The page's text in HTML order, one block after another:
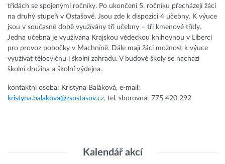
třídách se spojenými ročníky. Po ukončení 5. ročníku přecházejí žáci
na druhý stupeň v Ostašově. Jsou zde k dispozici 4 učebny. K výuce
jsou v současné době využívány tři učebny – tři kmenové třídy.
Jedna učebna je využívána Krajskou vědeckou knihovnou v Liberci
pro provoz pobočky v Machníně. Dále mají žáci možnost k výuce
využívat tělocvičnu i školní zahradu. V budově školy se nachází
školní družina a školní výdejna.
kontaktní osoba: Kristýna Baláková, e-mail:
kristyna.balakova@zsostasov.cz, tel. sborovna: 775 420 292
Kalendář akcí